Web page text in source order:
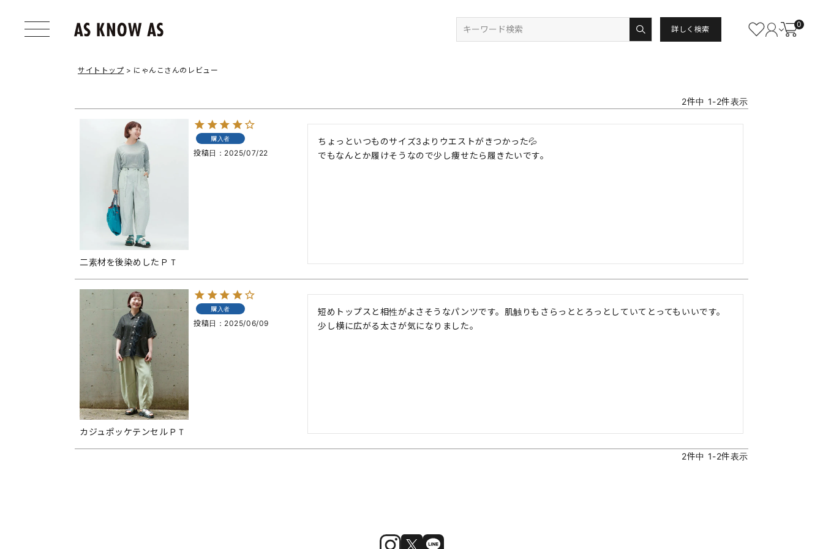
詳しく検索
0
サイトトップ にゃんこさんのレビュー
2件中 1-2件表示
二素材を後染めしたＰＴ
購入者
投稿日 2025/07/22
ちょっといつものサイズ3よりウエストがきつかった💦
でもなんとか履けそうなので少し痩せたら履きたいです。
カジュポッケテンセルＰＴ
購入者
投稿日 2025/06/09
短めトップスと相性がよさそうなパンツです。肌触りもさらっととろっとしていてとってもいいです。
少し横に広がる太さが気になりました。
2件中 1-2件表示